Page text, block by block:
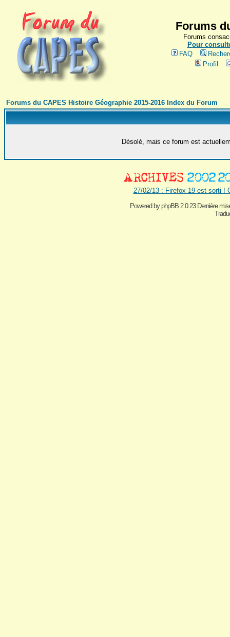
Forums
Forums
Pour
FAQ
Profil
Forums du CAPES Histoire Géographie 2015-2016 Index du Forum
Désolé, mais ce forum est
27/02/13 : Firefox 19 est sorti !
Powered byphpBB 2.0.23 Dernière